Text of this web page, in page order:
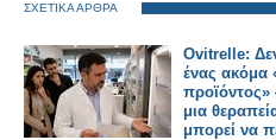
ΣΧΕΤΙΚΑ ΑΡΘΡΑ
Ovitrelle:
ένας ακόμα
προϊόντος»
μια
μπορεί να